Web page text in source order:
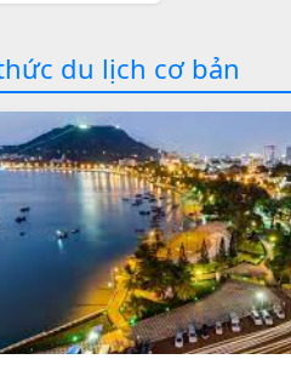
du lịch cơ bản